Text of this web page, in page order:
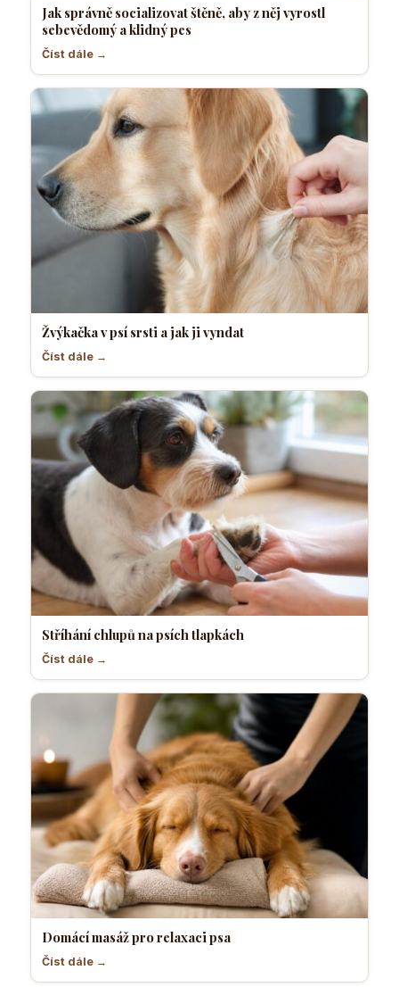
Jak správně socializovat štěně, aby z něj vyrostl
sebevědomý a klidný pes
Číst dále →
Žvýkačka v psí srsti a jak ji vyndat
Číst dále →
Stříhání chlupů na psích tlapkách
Číst dále →
Domácí masáž pro relaxaci psa
Číst dále →